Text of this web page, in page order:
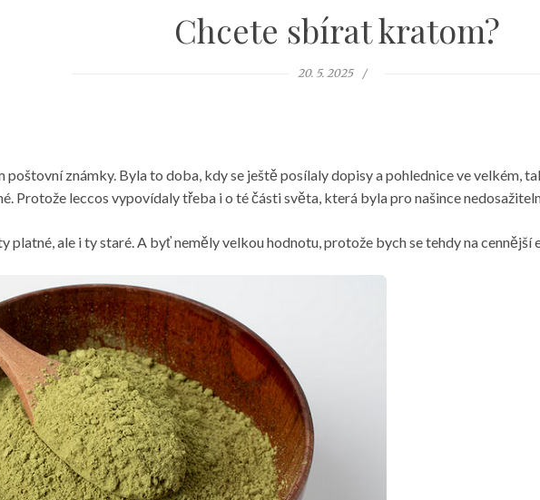
Chcete sbírat kratom?
20. 5. 2025
poštovní známky. Byla to doba, kdy se ještě posílaly dopisy a pohlednice ve velkém,
Protože leccos vypovídaly třeba i o té části světa, která byla pro našince
platné, ale i ty staré. A byť neměly velkou hodnotu, protože bych se tehdy na cennější